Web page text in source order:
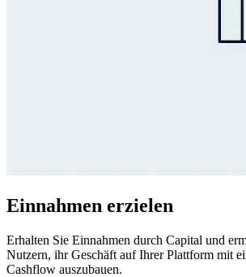
Einnahmen erzielen
Erhalten Sie Einnahmen durch Capital und
Nutzern, ihr Geschäft auf Ihrer Plattform mit
Cashflow auszubauen.